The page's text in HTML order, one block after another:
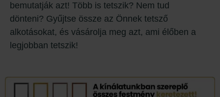
bemutatják azt! Több is tetszik? Nem tud
dönteni? Gyűjtse össze az Önnek tetsző
alkotásokat, és vásárolja meg azt, ami élőben a
legjobban tetszik!